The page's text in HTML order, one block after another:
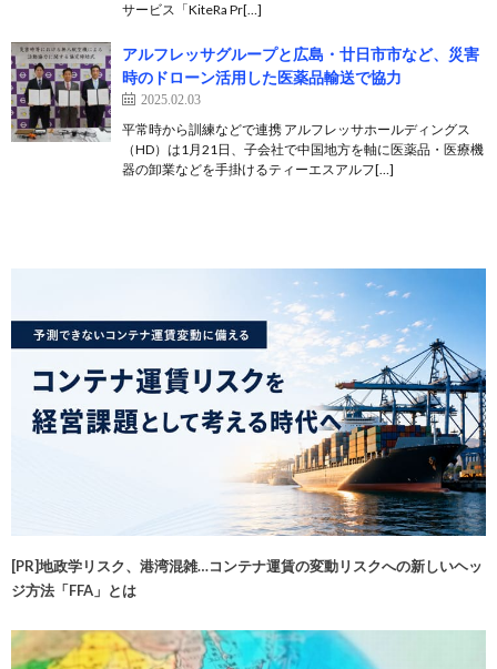
サービス「KiteRa Pr[…]
アルフレッサグループと広島・廿日市市など、災害
時のドローン活用した医薬品輸送で協力
2025.02.03
平常時から訓練などで連携 アルフレッサホールディングス
（HD）は1月21日、子会社で中国地方を軸に医薬品・医療機
器の卸業などを手掛けるティーエスアルフ[…]
[PR]地政学リスク、港湾混雑…コンテナ運賃の変動リスクへの新しいヘッ
ジ方法「FFA」とは